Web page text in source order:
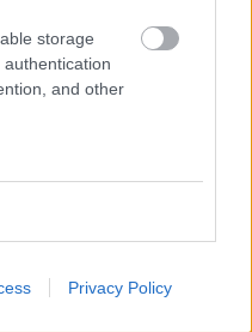
storage
and other
Privacy Policy